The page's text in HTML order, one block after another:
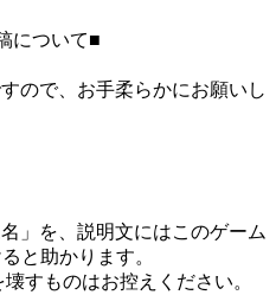
について■
ので、お手柔らかにお願いし
」を、説明文にはこのゲーム
と助かります。
すものはお控えください。